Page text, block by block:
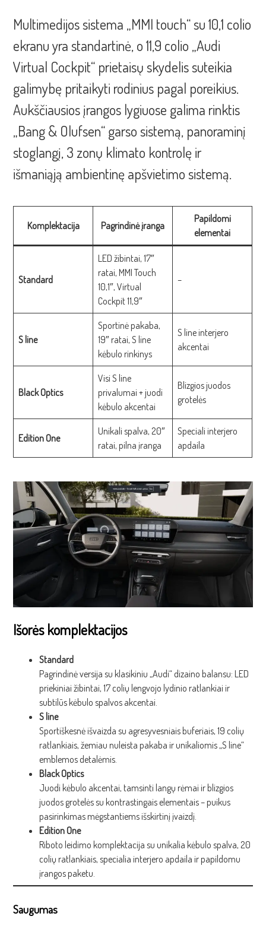
Multimedijos sistema „MMI touch“ su 10,1 colio
ekranu yra standartinė, o 11,9 colio „Audi
Virtual Cockpit“ prietaisų skydelis suteikia
galimybę pritaikyti rodinius pagal poreikius.
Aukščiausios įrangos lygiuose galima rinktis
„Bang & Olufsen“ garso sistemą, panoraminį
stoglangį, 3 zonų klimato kontrolę ir
išmaniąją ambientinę apšvietimo sistemą.
Komplektacija Pagrindinė įranga
Papildomi
elementai
Standard
LED žibintai, 17″
ratai, MMI Touch
10,1″, Virtual
Cockpit 11,9″
–
S line
Sportinė pakaba,
19″ ratai, S line
kėbulo rinkinys
S line interjero
akcentai
Black Optics
Visi S line
privalumai + juodi
kėbulo akcentai
Blizgios juodos
grotelės
Edition One
Unikali spalva, 20″
ratai, pilna įranga
Speciali interjero
apdaila
Išorės komplektacijos
Standard
Pagrindinė versija su klasikiniu „Audi“ dizaino balansu: LED
priekiniai žibintai, 17 colių lengvojo lydinio ratlankiai ir
subtilūs kėbulo spalvos akcentai.
S line
Sportiškesnė išvaizda su agresyvesniais buferiais, 19 colių
ratlankiais, žemiau nuleista pakaba ir unikaliomis „S line“
emblemos detalėmis.
Black Optics
Juodi kėbulo akcentai, tamsinti langų rėmai ir blizgios
juodos grotelės su kontrastingais elementais – puikus
pasirinkimas mėgstantiems išskirtinį įvaizdį.
Edition One
Riboto leidimo komplektacija su unikalia kėbulo spalva, 20
colių ratlankiais, specialia interjero apdaila ir papildomu
įrangos paketu.
Saugumas